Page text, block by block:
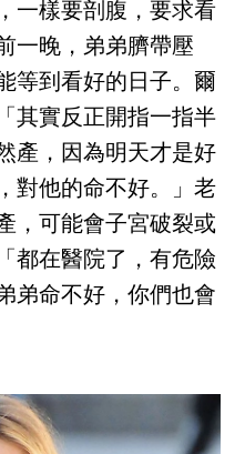
一樣要剖腹，要求看
一晚，弟弟臍帶壓
等到看好的日子。爾
其實反正開指一指半
產，因為明天才是好
對他的命不好。」老
，可能會子宮破裂或
都在醫院了，有危險
弟命不好，你們也會